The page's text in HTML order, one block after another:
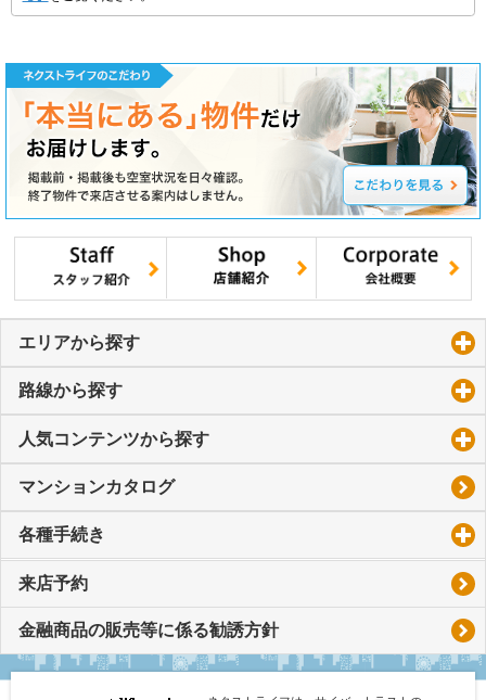
エリアから探す
路線から探す
人気コンテンツから探す
マンションカタログ
各種手続き
来店予約
金融商品の販売等に係る勧誘方針